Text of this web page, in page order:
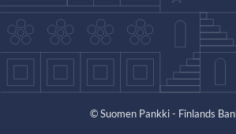
© Suomen Pankki - Finlands